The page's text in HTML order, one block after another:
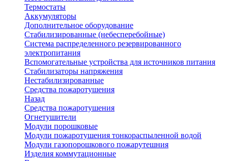
Термостаты
Аккумуляторы
Дополнительное оборудование
Стабилизированные (небесперебойные)
Система распределенного резервированного
электропитания
Вспомогательные устройства для источников питания
Стабилизаторы напряжения
Нестабилизированные
Средства пожаротушения
Назад
Средства пожаротушения
Огнетушители
Модули порошковые
Модули пожаротушения тонкораспыленной водой
Модули газопорошкового пожарутешния
Изделия коммутационные